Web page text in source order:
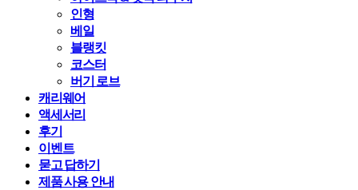
인형
베일
블랭킷
코스터
버기 로브
캐리웨어
액세서리
후기
이벤트
묻고 답하기
제품 사용 안내